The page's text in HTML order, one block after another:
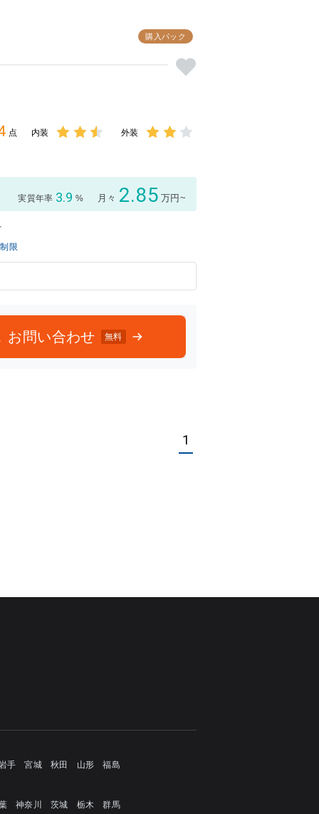
購入パック
点 内装 外装
実質年率 3.9 % 月々 2.85 万円~
限
お問い合わせ 無料
1
手 宮城 秋田 山形 福島
神奈川 茨城 栃木 群馬